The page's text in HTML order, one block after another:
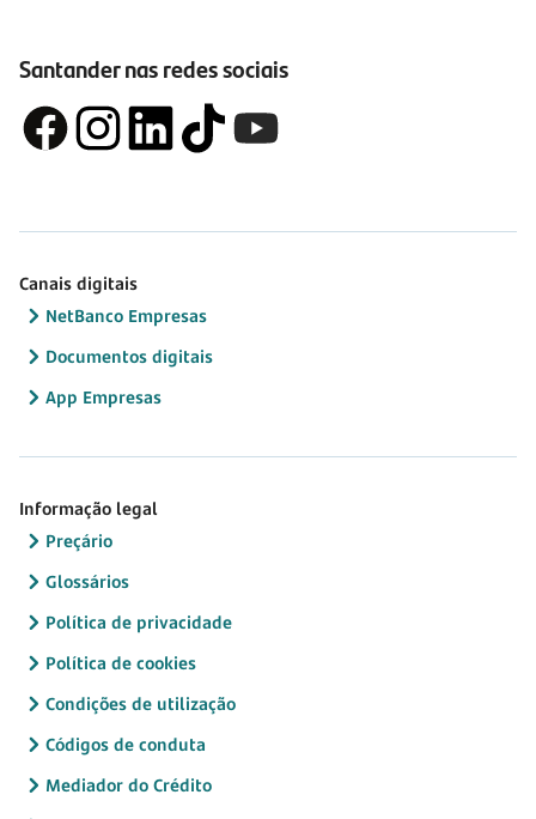
Santander nas redes sociais
Canais digitais
NetBanco Empresas
Documentos digitais
App Empresas
Informação legal
Preçário
Glossários
Política de privacidade
Política de cookies
Condições de utilização
Códigos de conduta
Mediador do Crédito